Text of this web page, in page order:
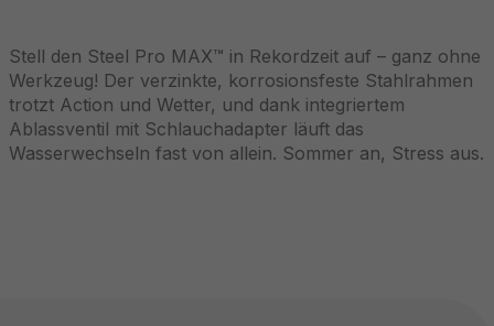
Stell den Steel Pro MAX™ in Rekordzeit auf – ganz ohne
Werkzeug! Der verzinkte, korrosionsfeste Stahlrahmen
trotzt Action und Wetter, und dank integriertem
Ablassventil mit Schlauchadapter läuft das
Wasserwechseln fast von allein. Sommer an, Stress aus.